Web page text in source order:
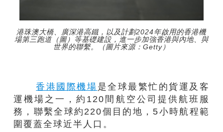
港珠澳大橋、廣深港高鐵，以及計劃2024年啟用的香港機
場第三跑道（圖）等基礎建設，進一步加強香港與內地、與
世界的聯繫。（圖片來源：Getty）
香港國際機場是全球最繁忙的貨運及客
運機場之一，約120間航空公司提供航班服
務，聯繫全球約220個目的地，5小時航程範
圍覆蓋全球近半人口。